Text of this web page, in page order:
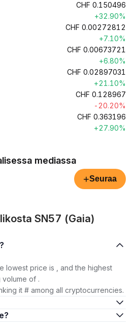
CHF 0.150496
+32.90%
CHF 0.00272812
+7.10%
CHF 0.00673721
+6.80%
CHF 0.02897031
+21.10%
CHF 0.128967
-20.20%
CHF 0.363196
+27.90%
mediassa
+Seuraa
SN57 (Gaia)
lowest price is , and the highest
volume of .
it # among all cryptocurrencies.